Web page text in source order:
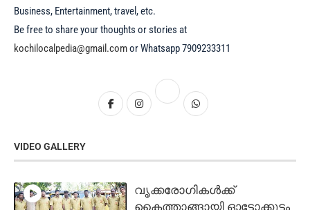
Business, Entertainment, travel, etc.
Be free to share your thoughts or stories at
kochilocalpedia@gmail.comor Whatsapp 7909233311
VIDEO GALLERY
വൃക്കരോഗികൾക്ക്
കൈത്താങ്ങായി ഓട്ടോക്കൂട്ടം